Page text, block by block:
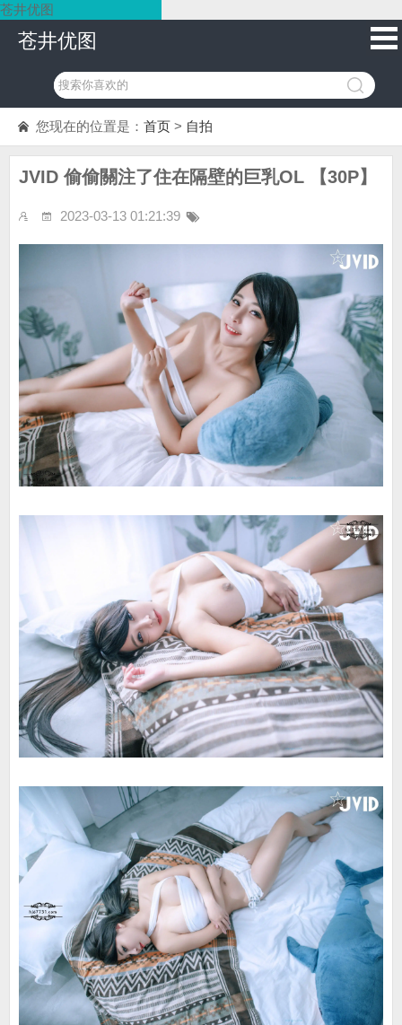
苍井优图
苍井优图
您现在的位置是： 首页 > 自拍
JVID 偷偷關注了住在隔壁的巨乳OL 【30P】
2023-03-13 01:21:39